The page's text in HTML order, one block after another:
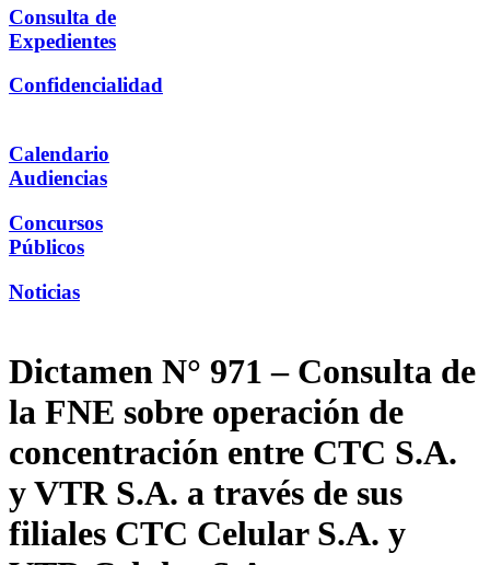
Consulta de
Expedientes
Confidencialidad
Calendario
Audiencias
Concursos
Públicos
Noticias
Dictamen N° 971 – Consulta de
la FNE sobre operación de
concentración entre CTC S.A.
y VTR S.A. a través de sus
filiales CTC Celular S.A. y